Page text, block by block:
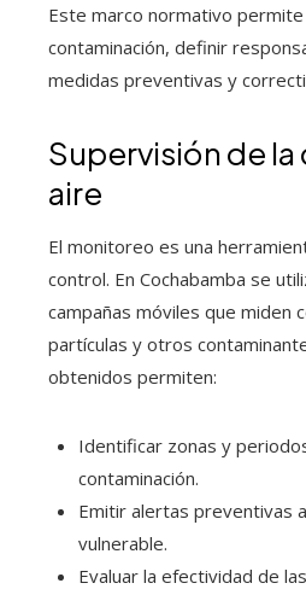
Este marco normativo
contaminación, definir
medidas preventivas y
Supervisión de la
aire
El monitoreo es una
control. En Cochabamba se
campañas móviles que miden
partículas y otros
obtenidos permiten:
Identificar zonas y
contaminación.
Emitir alertas preventivas
vulnerable.
Evaluar la efectividad de